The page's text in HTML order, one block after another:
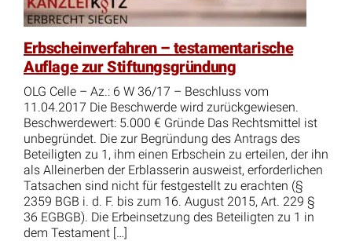
Erbscheinverfahren – testamentarische
Auflage zur Stiftungsgründung
OLG Celle – Az.: 6 W 36/17 – Beschluss vom
11.04.2017 Die Beschwerde wird zurückgewiesen.
Beschwerdewert: 5.000 € Gründe Das Rechtsmittel ist
unbegründet. Die zur Begründung des Antrags des
Beteiligten zu 1, ihm einen Erbschein zu erteilen, der ihn
als Alleinerben der Erblasserin ausweist, erforderlichen
Tatsachen sind nicht für festgestellt zu erachten (§
2359 BGB i. d. F. bis zum 16. August 2015, Art. 229 §
36 EGBGB). Die Erbeinsetzung des Beteiligten zu 1 in
dem Testament […]